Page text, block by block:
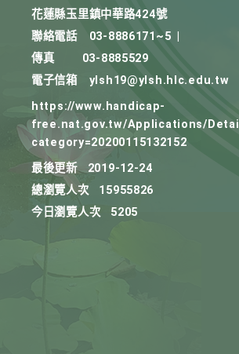
花蓮縣玉里鎮中華路424號
聯絡電話
03-8886171~5
傳真
03-8885529
電子信箱
ylsh19@ylsh.hlc.edu.tw
https://www.handicap-
free.nat.gov.tw/Applications/
category=20200115132152
最後更新
2019-12-24
總瀏覽人次
15955826
今日瀏覽人次
5205